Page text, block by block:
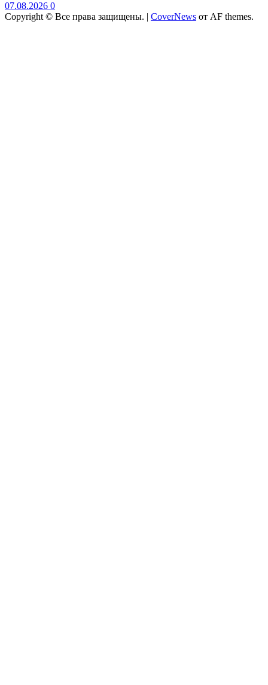
07.08.2026 0
Copyright © Все права защищены. | CoverNews от AF themes.